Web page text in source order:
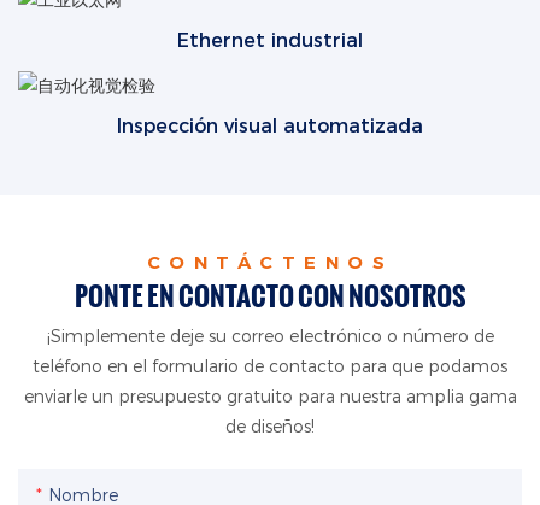
Ethernet industrial
Inspección visual automatizada
CONTÁCTENOS
PONTE EN CONTACTO CON NOSOTROS
¡Simplemente deje su correo electrónico o número de
teléfono en el formulario de contacto para que podamos
enviarle un presupuesto gratuito para nuestra amplia gama
de diseños!
Nombre